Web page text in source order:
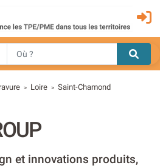
> Loire > Saint-Chamond
et innovations produits,